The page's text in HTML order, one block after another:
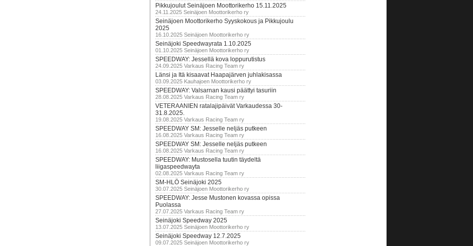
Pikkujoulut Seinäjoen Moottorikerho 15.11.2025
24.11.2025 Seinäjoen Moottorikerho ry
Seinäjoen Moottorikerho Syyskokous ja Pikkujoulu
2025
16.10.2025 Seinäjoen Moottorikerho ry
Seinäjoki Speedwayrata 1.10.2025
01.10.2025 Seinäjoen Moottorikerho ry
SPEEDWAY: Jessellä kova loppurutistus
24.09.2025 Varkaus Racing Team ry
Länsi ja Itä kisaavat Haapajärven juhlakisassa
03.09.2025 Kauhajoen Moottorikerho ry
SPEEDWAY: Valsarnan kausi päättyi tasuriin
28.08.2025 Varkaus Racing Team ry
VETERAANIEN ratalajipäivät Varkaudessa 30-
31.8.2025.
19.08.2025 Varkaus Racing Team ry
SPEEDWAY SM: Jesselle neljäs putkeen
16.08.2025 Varkaus Racing Team ry
SPEEDWAY SM: Jesselle neljäs putkeen
16.08.2025 Varkaus Racing Team ry
SPEEDWAY: Mustosella tuutin täydeltä
liigaspeedwayta
02.08.2025 Varkaus Racing Team ry
SM-HLÖ Seinäjoki 2025
30.07.2025 Seinäjoen Moottorikerho ry
SPEEDWAY: Jesse Mustonen kovassa opissa
Puolassa
27.07.2025 Varkaus Racing Team ry
Seinäjoki Speedway 2025
13.07.2025 Seinäjoen Moottorikerho ry
Seinäjoki Speedway 12.7.2025
09.07.2025 Seinäjoen Moottorikerho ry